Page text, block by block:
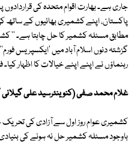
جاری ہے۔ بھارت اقوام متحدہ کی
پاکستان، اپنے کشمیری بھائیوں کے ساتھ
مطابق مسئلہ کشمیر کا حل چاہتا ہے۔ ''
گزشتہ دنوں اسلام آباد میں 'ایکسپریس
رہنماؤں نے اپنے اپنے خیالات کا اظہار
غلام محمد صفی (کنوینئرسید علی
کشمیری عوام روز اول سے آزادی کی تحریک
باوجود مسئلہ کشمیر حل نہ ہونے کی